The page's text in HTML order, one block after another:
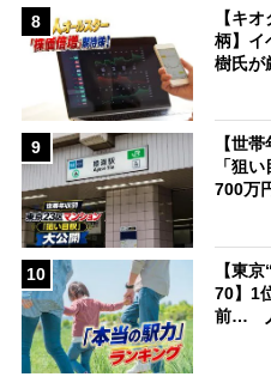
8
【キ
柄】イ
樹氏
9
【世
「狙
700万
10
【東
70】1
前…